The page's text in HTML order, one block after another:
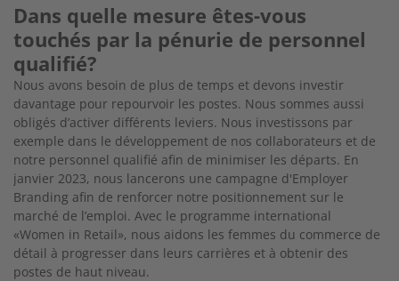
Dans quelle mesure êtes-vous
touchés par la pénurie de personnel
qualifié?
Nous avons besoin de plus de temps et devons investir
davantage pour repourvoir les postes. Nous sommes aussi
obligés d’activer différents leviers. Nous investissons par
exemple dans le développement de nos collaborateurs et de
notre personnel qualifié afin de minimiser les départs. En
janvier 2023, nous lancerons une campagne d'Employer
Branding afin de renforcer notre positionnement sur le
marché de l’emploi. Avec le programme international
«Women in Retail», nous aidons les femmes du commerce de
détail à progresser dans leurs carrières et à obtenir des
postes de haut niveau.